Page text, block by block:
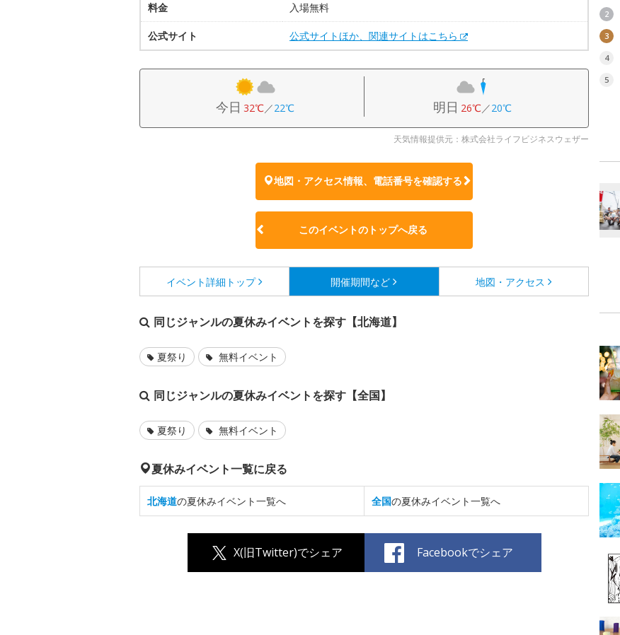
料金 入場無料
公式サイト 公式サイトほか、関連サイトはこちら
今日 32℃／22℃ 明日 26℃／20℃
天気情報提供元：株式会社ライフビジネスウェザー
地図・アクセス情報、電話番号を確認する
このイベントのトップへ戻る
イベント詳細 トップ 開催期間など 地図・アクセス
同じジャンルの夏休みイベントを探す【北海道】
夏祭り 無料イベント
同じジャンルの夏休みイベントを探す【全国】
夏祭り 無料イベント
夏休みイベント一覧に戻る
北海道の夏休みイベント一覧へ 全国の夏休みイベント一覧へ
X(旧Twitter)でシェア Facebookでシェア
2
3
4
5